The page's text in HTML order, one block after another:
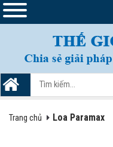
Trang chủ Loa Paramax